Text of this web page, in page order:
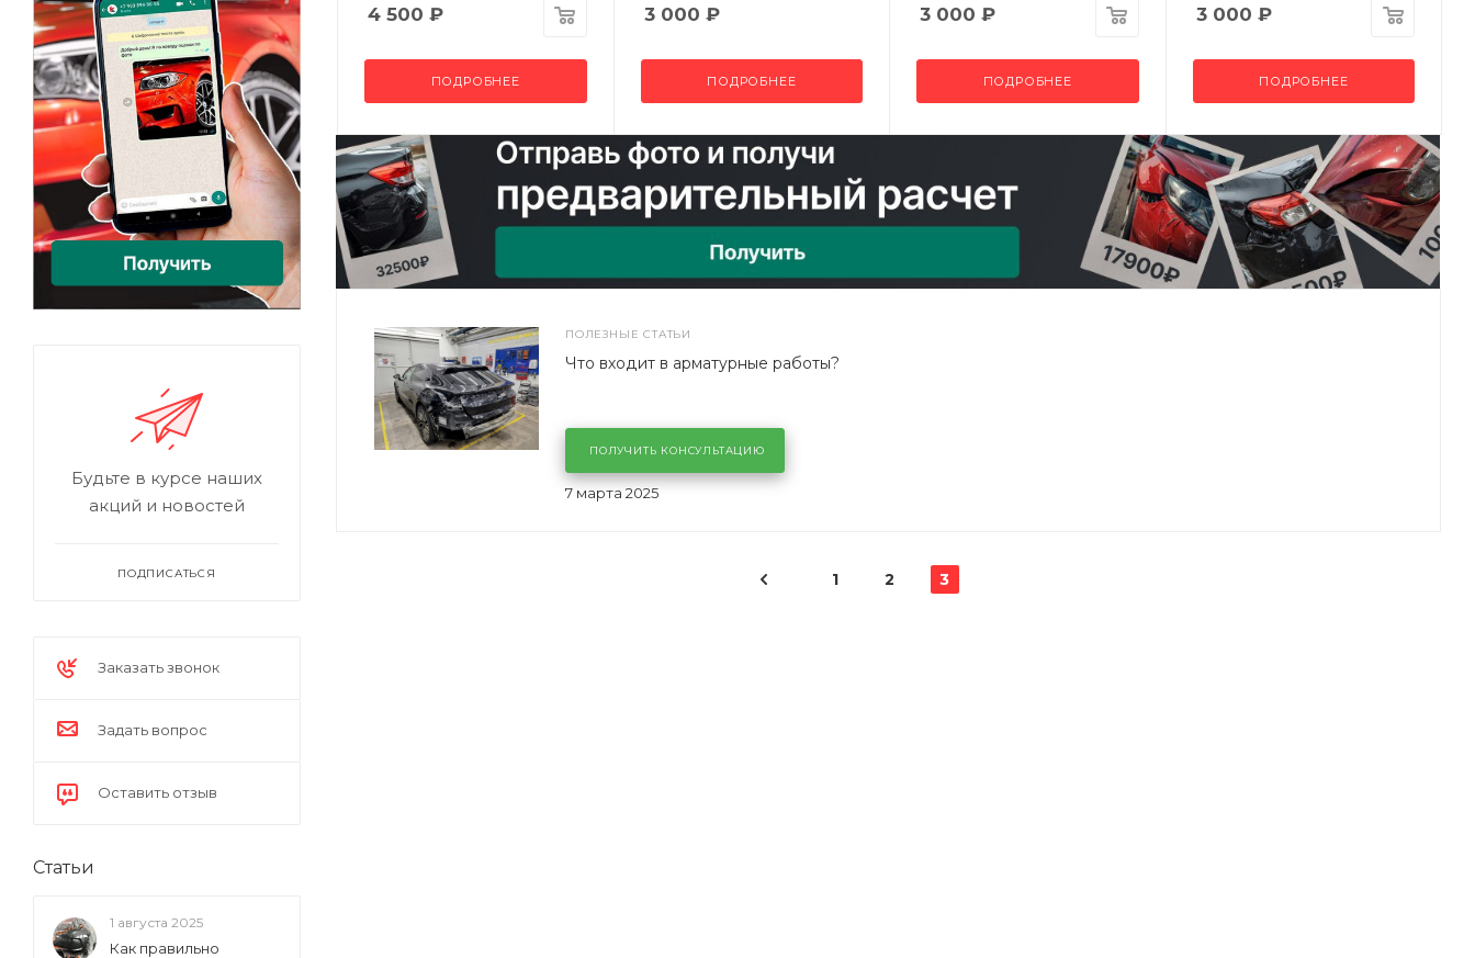
4 500 ₽
ПОДРОБНЕЕ
3 000 ₽
ПОДРОБНЕЕ
3 000 ₽
ПОДРОБНЕЕ
3 000 ₽
ПОДРОБНЕЕ
ПОЛЕЗНЫЕ СТАТЬИ
7 марта 2025
Что входит в арматурные работы?
ПОЛУЧИТЬ КОНСУЛЬТАЦИЮ
1 2 3
Будьте в курсе наших
акций и новостей
ПОДПИСАТЬСЯ
Заказать звонок
Задать вопрос
Оставить отзыв
Статьи
1 августа 2025
Как правильно